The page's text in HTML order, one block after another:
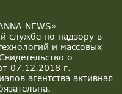
NEWS»
службе по надзору в
и массовых
о
07.12.2018 г.
агентства активная